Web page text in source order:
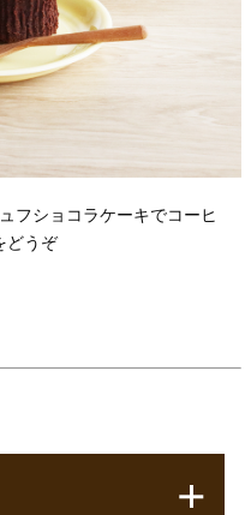
フショコラケーキでコーヒ
どうぞ